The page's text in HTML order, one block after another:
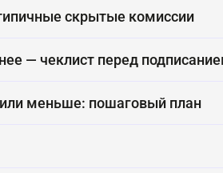
скрытые комиссии
— чеклист перед
меньше: пошаговый план